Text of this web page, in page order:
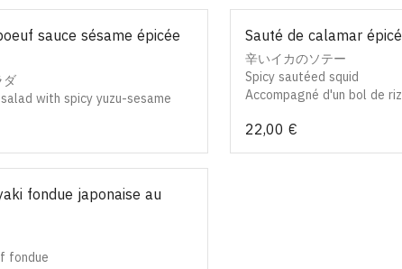
sauce sésame épicée
ダ
with spicy yuzu-sesame
Sauté de calamar épicé
辛いイカのソテー
Spicy sautéed squid
Accompagné d'un bol de riz
22,00 €
fondue japonaise au
fondue